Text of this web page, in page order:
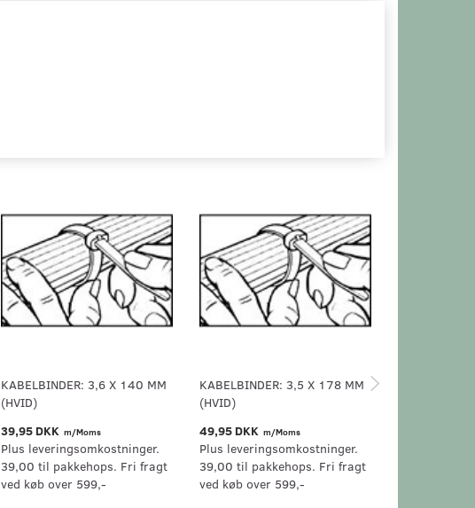
KABELBINDER: 3,6 X 140 MM
(HVID)
39,95 DKK m/Moms
Plus leveringsomkostninger.
39,00 til pakkehops. Fri fragt
ved køb over 599,-
KABELBINDER: 3,5 X 178 MM
(HVID)
49,95 DKK m/Moms
Plus leveringsomkostninger.
39,00 til pakkehops. Fri fragt
ved køb over 599,-